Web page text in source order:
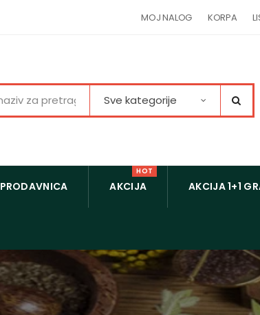
MOJ NALOG KORPA
Sve kategorije
PRODAVNICA AKCIJA
HOT
AKCIJA 1+1